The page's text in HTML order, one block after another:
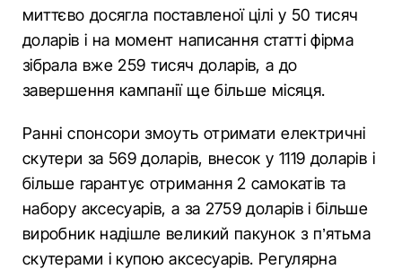
миттєво досягла поставленої цілі у 50 тисяч
доларів і на момент написання статті фірма
зібрала вже 259 тисяч доларів, а до
завершення кампанії ще більше місяця.
Ранні спонсори змоуть отримати електричні
скутери за 569 доларів, внесок у 1119 доларів і
більше гарантує отримання 2 самокатів та
набору аксесуарів, а за 2759 доларів і більше
виробник надішле великий пакунок з п’ятьма
скутерами і купою аксесуарів. Регулярна